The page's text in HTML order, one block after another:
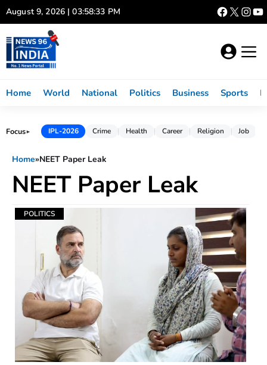
Skip
to
content
August 9, 2026 | 03:58:33 PM
Home World National Politics Business Sports
Focus► IPL-2026 Crime Health Career Religion Job
Home»NEET Paper Leak
NEET Paper Leak
POLITICS